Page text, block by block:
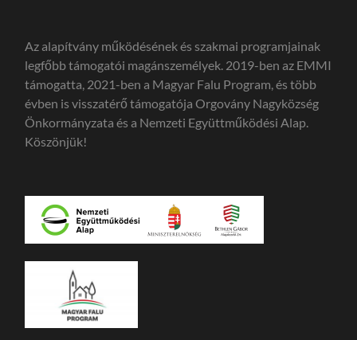
Az alapítvány működésének és szakmai programjainak
legfőbb támogatói magánszemélyek. 2019-ben az EMMI
támogatta, 2021-ben a Magyar Falu Program, és több
évben is visszatérő támogatója Orgovány Nagyközség
Önkormányzata és a Nemzeti Együttműködési Alap.
Köszönjük!